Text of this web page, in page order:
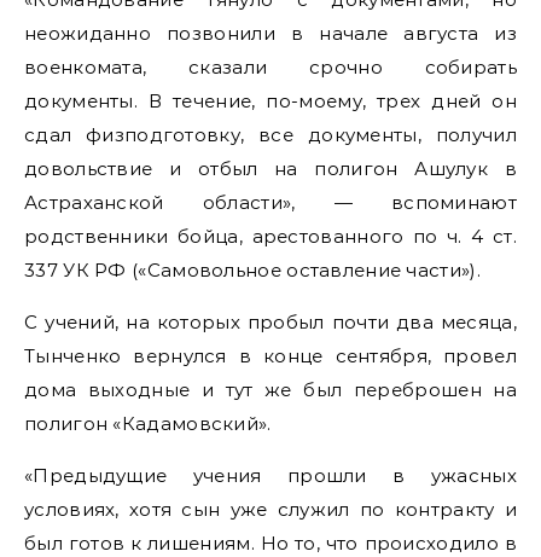
неожиданно позвонили в начале августа из
военкомата, сказали срочно собирать
документы. В течение, по-моему, трех дней он
сдал физподготовку, все документы, получил
довольствие и отбыл на полигон Ашулук в
Астраханской области», — вспоминают
родственники бойца, арестованного по ч. 4 ст.
337 УК РФ («Самовольное оставление части»).
С учений, на которых пробыл почти два месяца,
Тынченко вернулся в конце сентября, провел
дома выходные и тут же был переброшен на
полигон «Кадамовский».
«Предыдущие учения прошли в ужасных
условиях, хотя сын уже служил по контракту и
был готов к лишениям. Но то, что происходило в